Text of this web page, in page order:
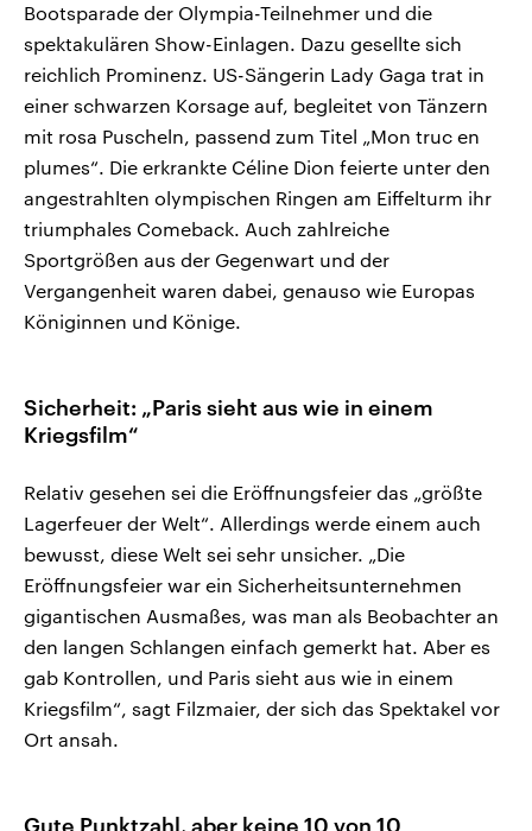
Bootsparade der Olympia-Teilnehmer und die
spektakulären Show-Einlagen. Dazu gesellte sich
reichlich Prominenz. US-Sängerin Lady Gaga trat in
einer schwarzen Korsage auf, begleitet von Tänzern
mit rosa Puscheln, passend zum Titel „Mon truc en
plumes“. Die erkrankte Céline Dion feierte unter den
angestrahlten olympischen Ringen am Eiffelturm ihr
triumphales Comeback. Auch zahlreiche
Sportgrößen aus der Gegenwart und der
Vergangenheit waren dabei, genauso wie Europas
Königinnen und Könige.
Sicherheit: „Paris sieht aus wie in einem
Kriegsfilm“
Relativ gesehen sei die Eröffnungsfeier das „größte
Lagerfeuer der Welt“. Allerdings werde einem auch
bewusst, diese Welt sei sehr unsicher. „Die
Eröffnungsfeier war ein Sicherheitsunternehmen
gigantischen Ausmaßes, was man als Beobachter an
den langen Schlangen einfach gemerkt hat. Aber es
gab Kontrollen, und Paris sieht aus wie in einem
Kriegsfilm“, sagt Filzmaier, der sich das Spektakel vor
Ort ansah.
Gute Punktzahl, aber keine 10 von 10